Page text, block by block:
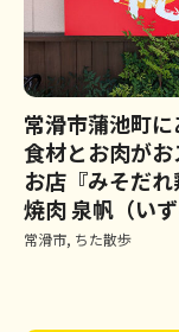
常滑市蒲池町
食材とお肉が
お店『みそだれ
焼肉 泉帆（いず
常滑市, ちた散歩